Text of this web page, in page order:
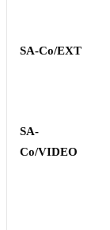
SA-Co/EXT
SA-
Co/VIDEO